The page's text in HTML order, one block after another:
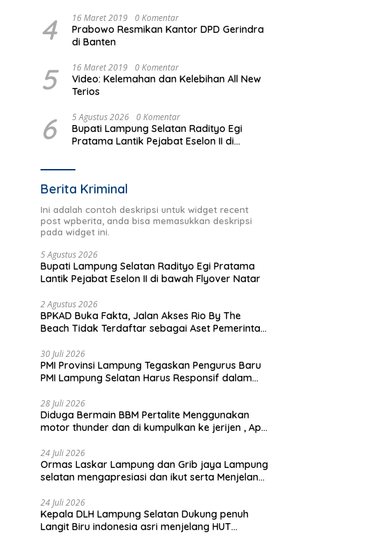
4 16 Maret 2019 0 Komentar
Prabowo Resmikan Kantor DPD Gerindra
di Banten
5 16 Maret 2019 0 Komentar
Video: Kelemahan dan Kelebihan All New
Terios
6 5 Agustus 2026 0 Komentar
Bupati Lampung Selatan Radityo Egi
Pratama Lantik Pejabat Eselon II di
Berita Kriminal
Ini adalah contoh deskripsi untuk widget recent
post wpberita, anda bisa memasukkan deskripsi
pada widget ini.
5 Agustus 2026
Bupati Lampung Selatan Radityo Egi Pratama
Lantik Pejabat Eselon II di bawah Flyover Natar
2 Agustus 2026
BPKAD Buka Fakta, Jalan Akses Rio By The
Beach Tidak Terdaftar sebagai Aset Pemerintah
30 Juli 2026
PMI Provinsi Lampung Tegaskan Pengurus Baru
PMI Lampung Selatan Harus Responsif dalam
28 Juli 2026
Diduga Bermain BBM Pertalite Menggunakan
motor thunder dan di kumpulkan ke jerijen , Apri
24 Juli 2026
Ormas Laskar Lampung dan Grib jaya Lampung
selatan mengapresiasi dan ikut serta Menjelang
pimpinan cabang) Partai Demokrat Lampung
Selatan gelar aksi bersih-bersih pantai dan
menanam pohon
24 Juli 2026
Kepala DLH Lampung Selatan Dukung penuh
Langit Biru indonesia asri menjelang HUT